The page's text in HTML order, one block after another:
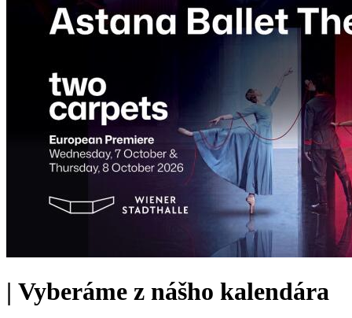
| Vyberáme z nášho kalendára